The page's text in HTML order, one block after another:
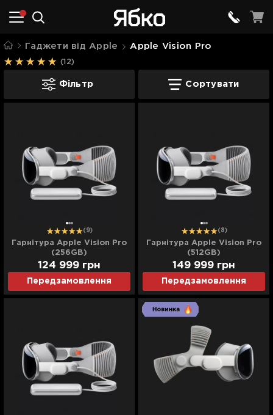
Гаджети від Apple Apple Vision Pro
(12)
Apple Vision Pro
Фільтр Сортувати
(9)
Гарнітура Apple Vision Pro
(256GB)
Передзамовлення
124 999 грн
(8)
Гарнітура Apple Vision Pro
(512GB)
Передзамовлення
149 999 грн